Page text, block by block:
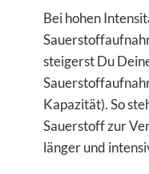
Bei hohen
steigerst Du
Kapazität). So
Sauerstoff zur
länger und